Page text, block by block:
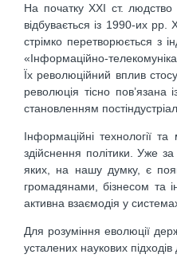
На початку ХХІ ст.
відбувається із 1990-их
стрімко перетворюється з
«Інформаційно-
Їх революційний вплив
революція тісно пов’язана
становленням
Інформаційні технології
здійснення політики. Уже
яких, на нашу думку, є
громадянами, бізнесом та
активна взаємодія у
Для розуміння еволюції
усталених наукових